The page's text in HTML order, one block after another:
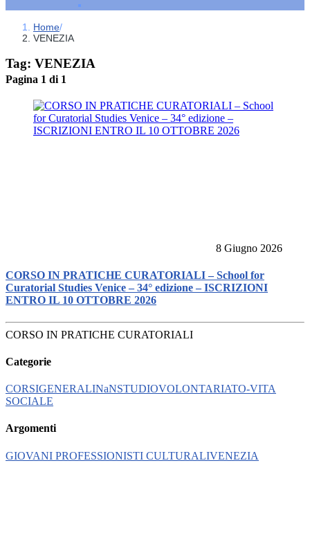
Home/
VENEZIA
Tag: VENEZIA
Pagina 1 di 1
8 Giugno 2026
CORSO IN PRATICHE CURATORIALI – School for
Curatorial Studies Venice – 34° edizione – ISCRIZIONI
ENTRO IL 10 OTTOBRE 2026
CORSO IN PRATICHE CURATORIALI
Categorie
CORSIGENERALINaNSTUDIOVOLONTARIATO-VITA
SOCIALE
Argomenti
GIOVANI PROFESSIONISTI CULTURALIVENEZIA